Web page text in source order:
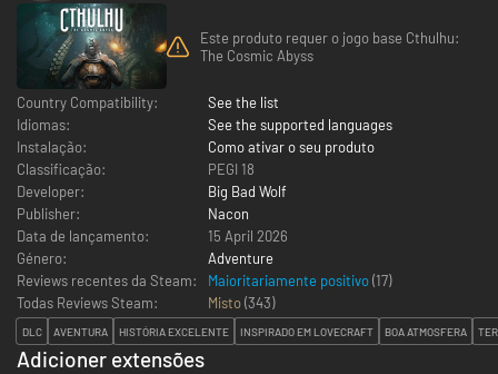
Este produto requer o jogo base Cthulhu:
The Cosmic Abyss
Country Compatibility:
See the list
Idiomas:
See the supported languages
Instalação:
Como ativar o seu produto
Classificação:
PEGI 18
Developer:
Big Bad Wolf
Publisher:
Nacon
Data de lançamento:
15 April 2026
Género:
Adventure
Reviews recentes da Steam:
Maioritariamente positivo(17)
Todas Reviews Steam:
Misto(343)
DLC AVENTURA HISTÓRIA EXCELENTE INSPIRADO EM LOVECRAFT BOA ATMOSFERA
Adicioner extensões